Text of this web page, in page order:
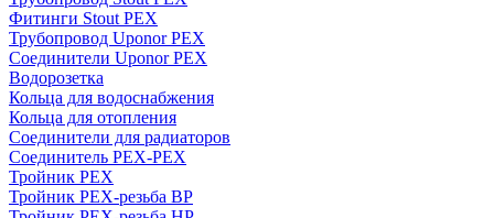
Фитинги Stout PEX
Трубопровод Uponor PEX
Соединители Uponor PEX
Водорозетка
Кольца для водоснабжения
Кольца для отопления
Соединители для радиаторов
Соединитель PEX-PEX
Тройник PEX
Тройник PEX-резьба ВР